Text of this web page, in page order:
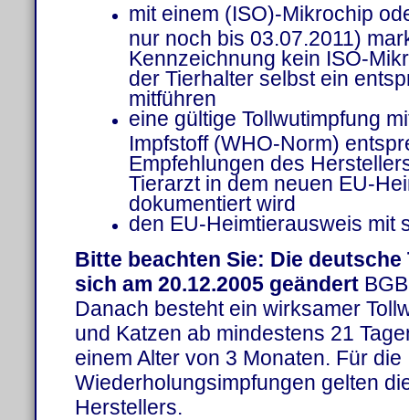
mit einem (ISO)-Mikrochip
nur noch bis 03.07.2011)
Kennzeichnung kein ISO-
der Tierhalter selbst ein
mitführen
eine gültige Tollwutimpfung
Impfstoff (WHO-Norm)
Empfehlungen des
Tierarzt in dem neuen EU-
dokumentiert wird
den EU-Heimtierausweis mit
Bitte beachten Sie: Die
sich am 20.12.2005 geändert
Danach besteht ein wirksamer
und Katzen ab mindestens 21
einem Alter von 3 Monaten. Für die
Wiederholungsimpfungen gelten
Herstellers.